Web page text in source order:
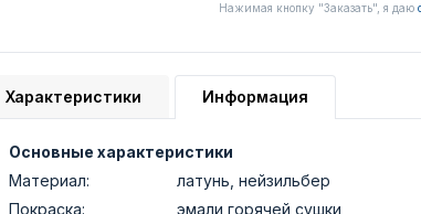
Нажимая кнопку "Заказать", я даю
Характеристики Информация
Основные характеристики
Материал:
латунь, нейзильбер
Покраска:
эмали горячей сушки